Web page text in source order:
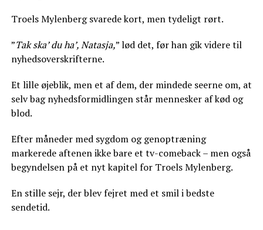
Troels Mylenberg svarede kort, men tydeligt rørt.
”Tak ska’ du ha’, Natasja,” lød det, før han gik videre til
nyhedsoverskrifterne.
Et lille øjeblik, men et af dem, der mindede seerne om, at
selv bag nyhedsformidlingen står mennesker af kød og
blod.
Efter måneder med sygdom og genoptræning
markerede aftenen ikke bare et tv-comeback – men også
begyndelsen på et nyt kapitel for Troels Mylenberg.
En stille sejr, der blev fejret med et smil i bedste
sendetid.